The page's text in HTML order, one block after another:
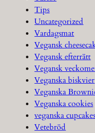
Tips
Uncategorized
Vardagsmat
Vegansk
Vegansk efterrätt
Vegansk
Veganska biskvier
Veganska
Veganska cookies
veganska cupcakes
Vetebröd